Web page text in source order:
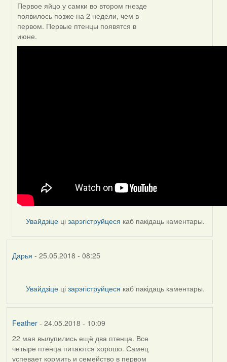
In
reply
to
by
Первое яйцо у самки во втором гнезде
появилось позже на 2 недели, чем в
первом. Первые птенцы появятся в
июне.
Увайдзіце цізарэгіструйцеся каб пакідаць каментары.
Дарья - 25.05.2018 - 08:25
Увайдзіце цізарэгіструйцеся каб пакідаць каментары.
Feather- 24.05.2018 - 10:09
22 мая вылупились ещё два птенца. Все
четыре птенца питаются хорошо. Самец
успевает кормить и семейство в первом